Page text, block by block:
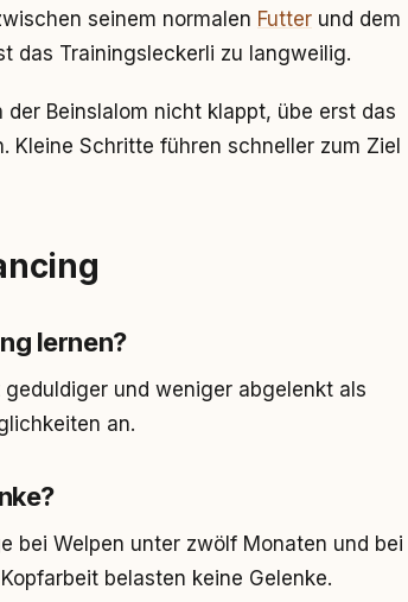
seinem normalen Futter und dem
das Trainingsleckerli zu langweilig.
Beinslalom nicht klappt, übe erst das
Kleine Schritte führen schneller zum Ziel
lernen?
und weniger abgelenkt als
an.
bei Welpen unter zwölf Monaten und bei
belasten keine Gelenke.